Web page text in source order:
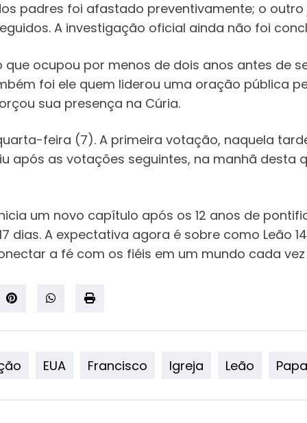
padres foi afastado preventivamente; o
A investigação oficial ainda não foi
que ocupou por menos de dois anos antes de
foi ele quem liderou uma oração pública
sua presença na Cúria.
feira (7). A primeira votação, naquela
após as votações seguintes, na manhã desta
um novo capítulo após os 12 anos de
dias. A expectativa agora é sobre como Leão
a fé com os fiéis em um mundo cada
EUA Francisco Igreja Leão Papa